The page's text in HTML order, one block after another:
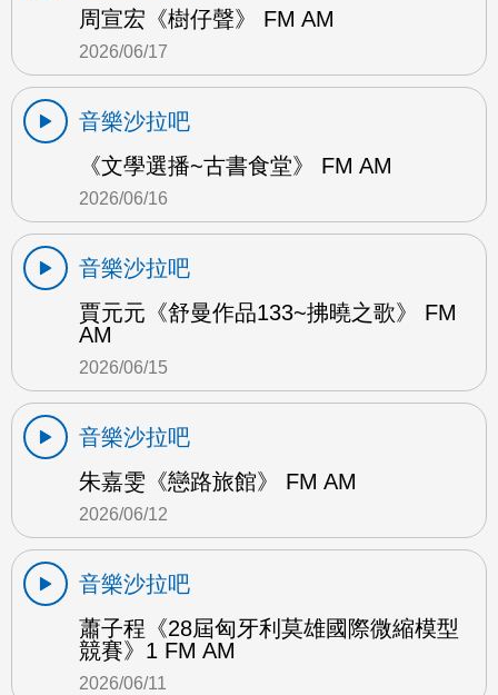
周宣宏《樹仔聲》 FM AM
2026/06/17
音樂沙拉吧
《文學選播~古書食堂》 FM AM
2026/06/16
音樂沙拉吧
賈元元《舒曼作品133~拂曉之歌》 FM
AM
2026/06/15
音樂沙拉吧
朱嘉雯《戀路旅館》 FM AM
2026/06/12
音樂沙拉吧
蕭子程《28屆匈牙利莫雄國際微縮模型
競賽》1 FM AM
2026/06/11